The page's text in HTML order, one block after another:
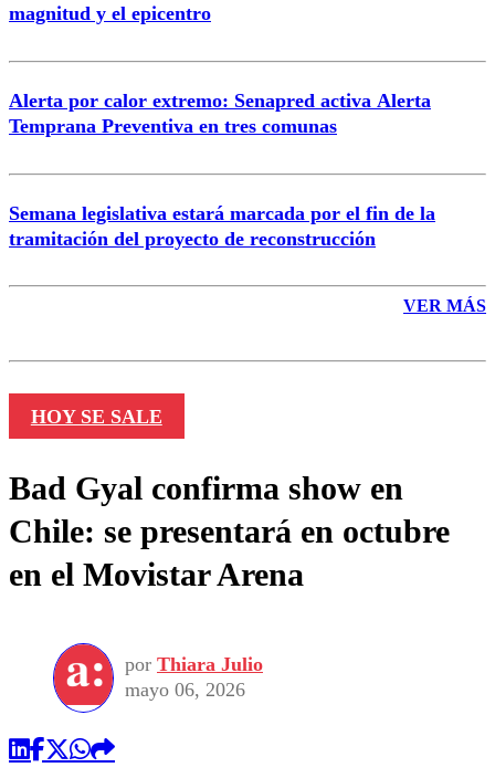
magnitud y el epicentro
Alerta por calor extremo: Senapred activa Alerta
Temprana Preventiva en tres comunas
Semana legislativa estará marcada por el fin de la
tramitación del proyecto de reconstrucción
VER MÁS
HOY SE SALE
Bad Gyal confirma show en
Chile: se presentará en octubre
en el Movistar Arena
por Thiara Julio
mayo 06, 2026